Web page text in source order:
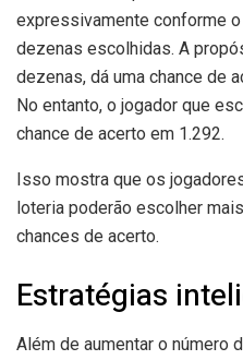
expressivamente conforme
dezenas escolhidas. A
dezenas, dá uma chance de
No entanto, o jogador que
chance de acerto em 1.292.
Isso mostra que os
loteria poderão escolher
chances de acerto.
Estratégias
Além de aumentar o número